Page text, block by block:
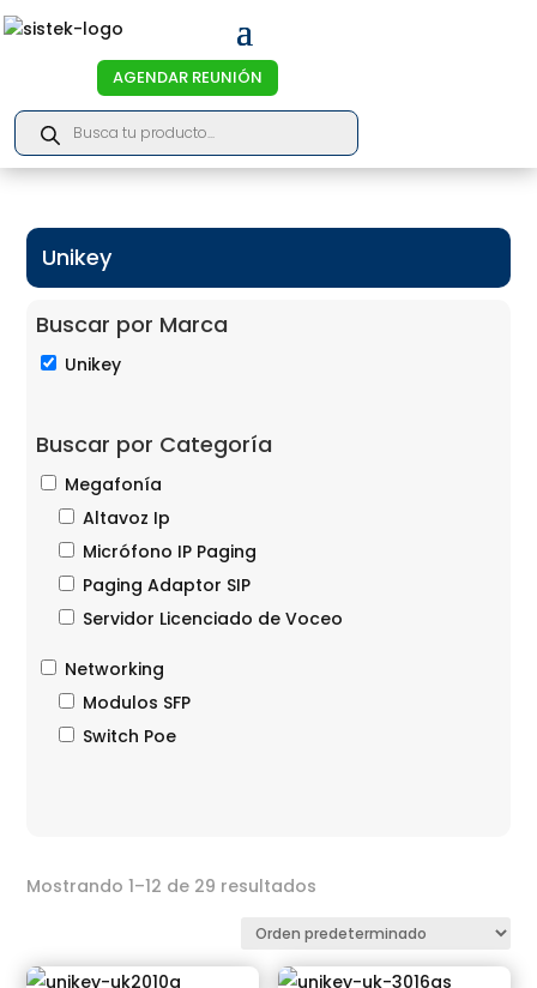
AGENDAR REUNIÓN
Products
search
Unikey
Buscar por Marca
Unikey
Buscar por Categoría
Megafonía
Altavoz Ip
Micrófono IP Paging
Paging Adaptor SIP
Servidor Licenciado de Voceo
Networking
Modulos SFP
Switch Poe
Mostrando 1–12 de 29 resultados